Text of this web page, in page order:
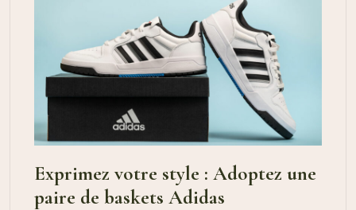
Exprimez votre style : Adoptez une
paire de baskets Adidas